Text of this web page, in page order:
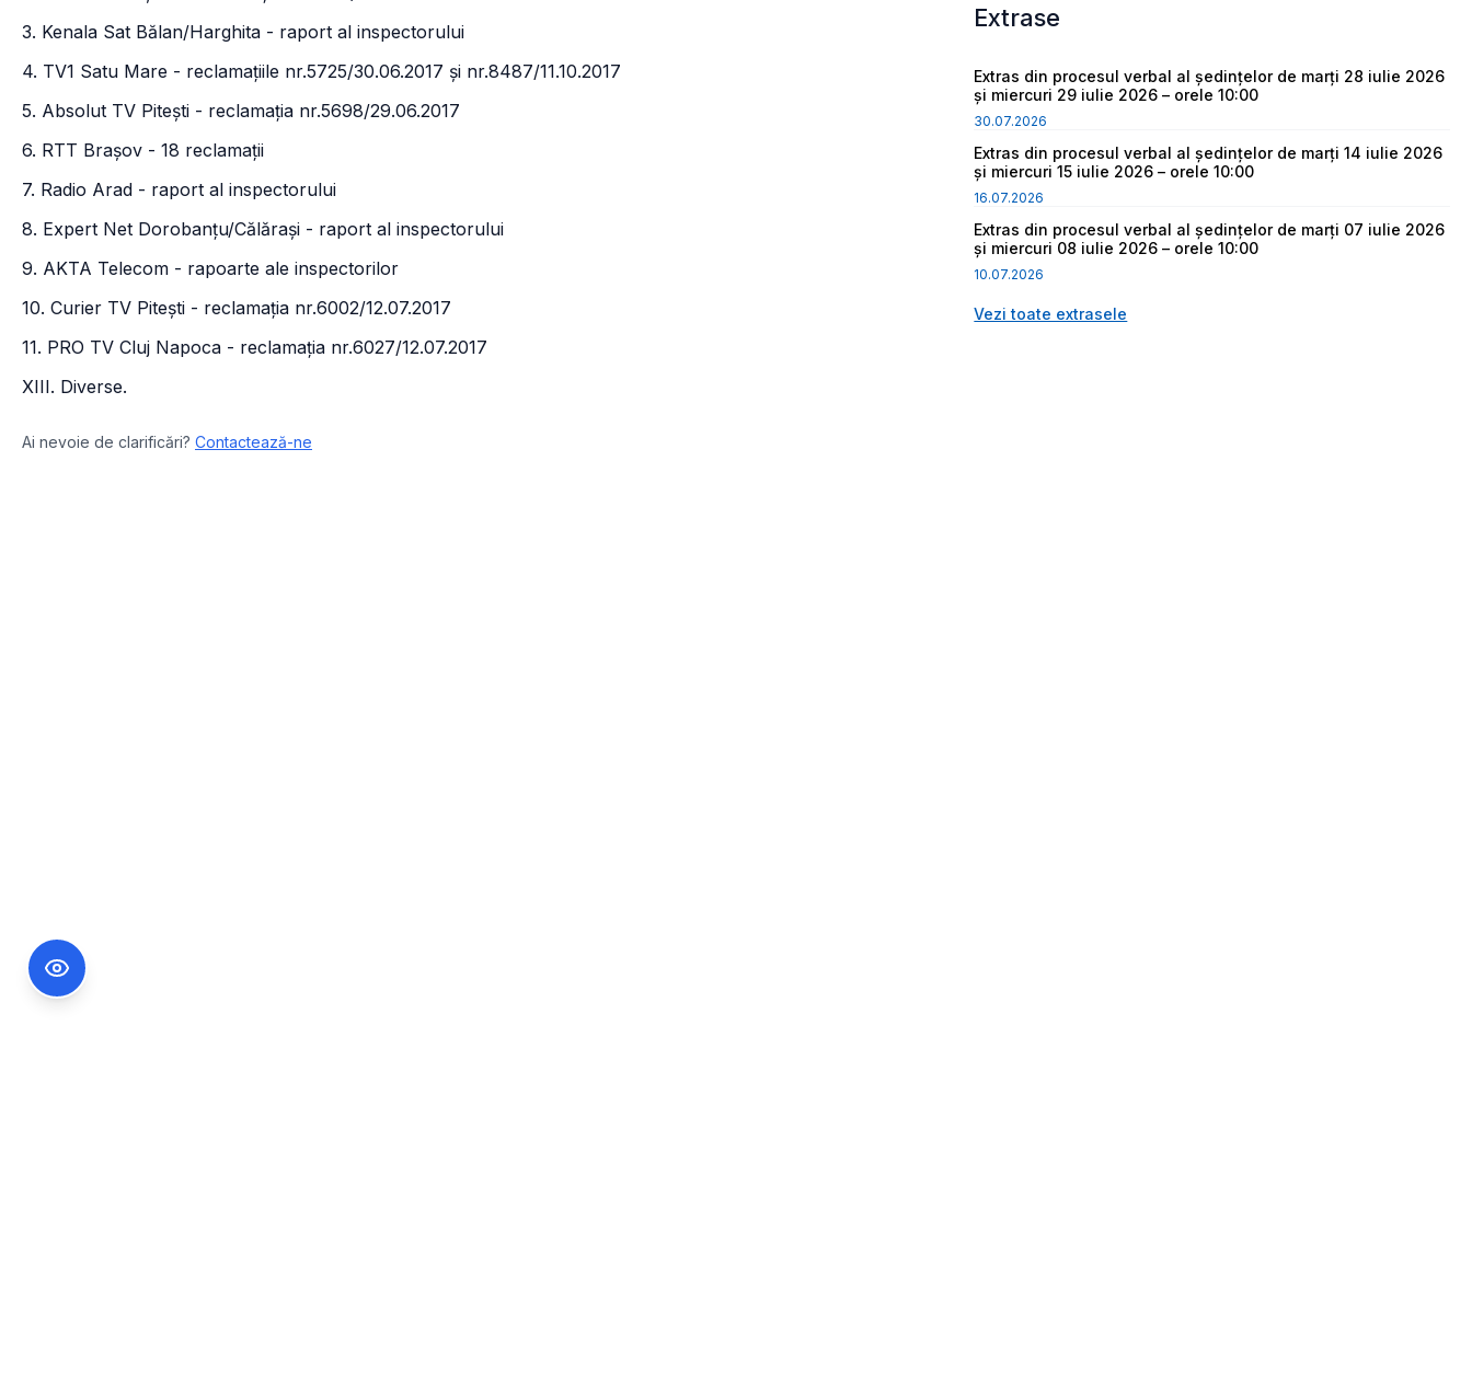
3. Kenala Sat Bălan/Harghita - raport al inspectorului
4. TV1 Satu Mare - reclamațiile nr.5725/30.06.2017 și nr.8487/11.10.2017
5. Absolut TV Pitești - reclamația nr.5698/29.06.2017
6. RTT Brașov - 18 reclamații
7. Radio Arad - raport al inspectorului
8. Expert Net Dorobanțu/Călărași - raport al inspectorului
9. AKTA Telecom - rapoarte ale inspectorilor
10. Curier TV Pitești - reclamația nr.6002/12.07.2017
11. PRO TV Cluj Napoca - reclamația nr.6027/12.07.2017
XIII. Diverse.
Ai nevoie de clarificări? Contactează-ne
Extrase
Extras din procesul verbal al ședințelor de marți 28 iulie 2026
și miercuri 29 iulie 2026 – orele 10:00
30.07.2026
Extras din procesul verbal al ședințelor de marți 14 iulie 2026
și miercuri 15 iulie 2026 – orele 10:00
16.07.2026
Extras din procesul verbal al ședințelor de marți 07 iulie 2026
și miercuri 08 iulie 2026 – orele 10:00
10.07.2026
Vezi toate extrasele